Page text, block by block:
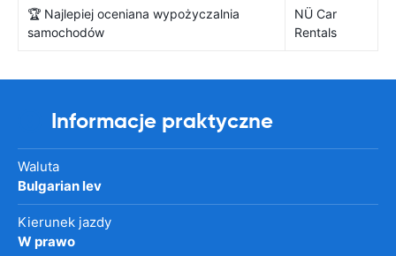
🏆 Najlepiej oceniana wypożyczalnia
samochodów
NÜ Car
Rentals
Informacje praktyczne
Waluta
Bulgarian lev
Kierunek jazdy
W prawo